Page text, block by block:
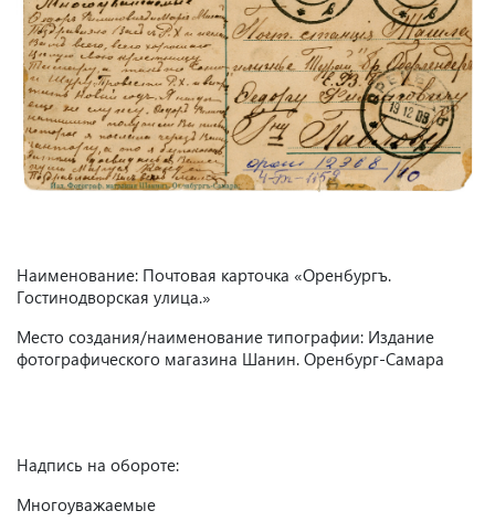
Наименование: Почтовая карточка «Оренбургъ.
Гостинодворская улица.»
Место создания/наименование типографии: Издание
фотографического магазина Шанин. Оренбург-Самара
Надпись на обороте:
Многоуважаемые